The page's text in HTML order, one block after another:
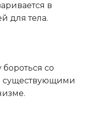
в
для тела.
со
существующими